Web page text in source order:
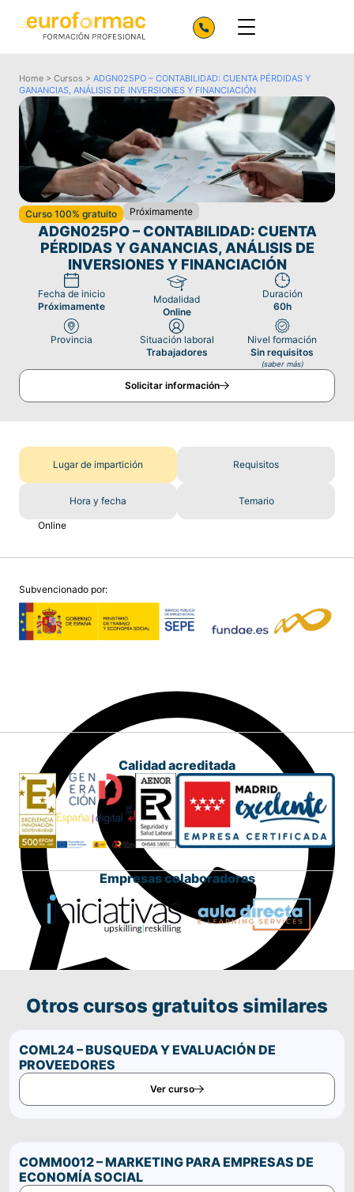
Home > Cursos > ADGN025PO – CONTABILIDAD: CUENTA PÉRDIDAS Y
GANANCIAS, ANÁLISIS DE INVERSIONES Y FINANCIACIÓN
Curso 100% gratuito Próximamente
ADGN025PO – CONTABILIDAD: CUENTA
PÉRDIDAS Y GANANCIAS, ANÁLISIS DE
INVERSIONES Y FINANCIACIÓN
Fecha de inicio
Próximamente
Modalidad
Online
Duración
60h
Provincia
Situación laboral
Trabajadores
Nivel formación
Sin requisitos
(saber más)
Solicitar información
Lugar de impartición Requisitos
Hora y fecha Temario
Online
Subvencionado por:
Calidad acreditada
Empresas colaboradoras
Otros cursos gratuitos similares
COML24 – BUSQUEDA Y EVALUACIÓN DE
PROVEEDORES
Ver curso
COMM0012 – MARKETING PARA EMPRESAS DE
ECONOMÍA SOCIAL